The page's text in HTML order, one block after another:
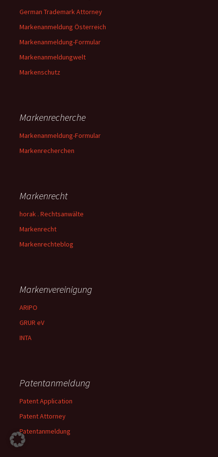
German Trademark Attorney
Markenanmeldung Österreich
Markenanmeldung-Formular
Markenanmeldungwelt
Markenschutz
Markenrecherche
Markenanmeldung-Formular
Markenrecherchen
Markenrecht
horak . Rechtsanwälte
Markenrecht
Markenrechteblog
Markenvereinigung
ARIPO
GRUR eV
INTA
Patentanmeldung
Patent Application
Patent Attorney
Patentanmeldung